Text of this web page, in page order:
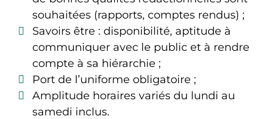
souhaitées (rapports, comptes rendus) ;
Savoirs être : disponibilité, aptitude à
communiquer avec le public et à rendre
compte à sa hiérarchie ;
Port de l’uniforme obligatoire ;
Amplitude horaires variés du lundi au
samedi inclus.